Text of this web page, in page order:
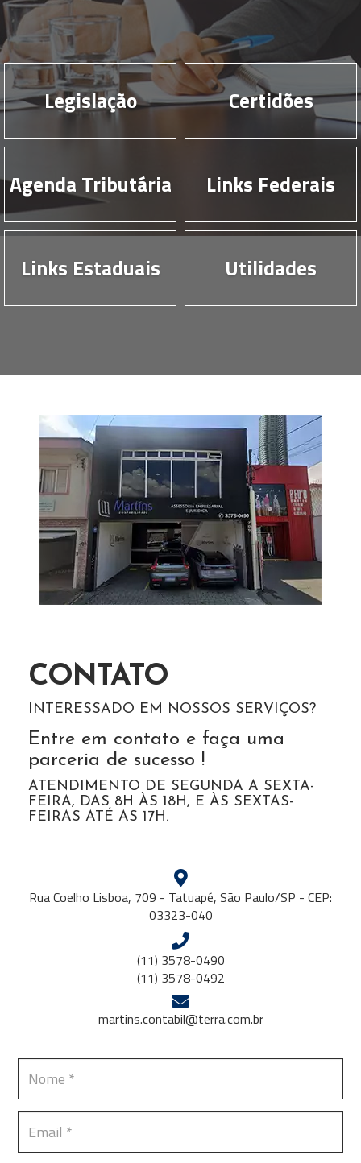
Legislação Certidões
Agenda Tributária Links Federais
Links Estaduais Utilidades
CONTATO
INTERESSADO EM NOSSOS SERVIÇOS?
Entre em contato e faça uma
parceria de sucesso !
ATENDIMENTO DE SEGUNDA A SEXTA-
FEIRA, DAS 8H ÀS 18H, E ÀS SEXTAS-
FEIRAS ATÉ AS 17H.
Rua Coelho Lisboa, 709 - Tatuapé, São Paulo/SP - CEP:
03323-040
(11) 3578-0490
(11) 3578-0492
martins.contabil@terra.com.br